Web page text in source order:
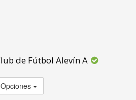
de Fútbol Alevín A
Opciones